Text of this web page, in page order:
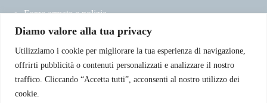
Diamo valore alla tua privacy
Utilizziamo i cookie per migliorare la tua esperienza di navigazione,
offrirti pubblicità o contenuti personalizzati e analizzare il nostro
traffico. Cliccando “Accetta tutti”, acconsenti al nostro utilizzo dei
cookie.
Forze armate e polizia
Concorsi pubblici
Pubblico impiego
Contratti con la pubblica amministrazione
Vittime del dovere ed equiparati